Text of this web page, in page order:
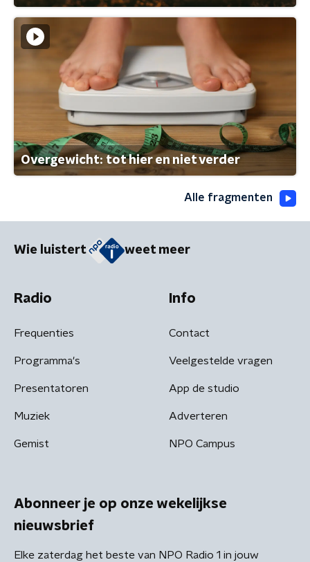
Overgewicht: tot hier en niet verder
Alle fragmenten
Wie luistert weet meer
Radio
Frequenties
Programma's
Presentatoren
Muziek
Gemist
Info
Contact
Veelgestelde vragen
App de studio
Adverteren
NPO Campus
Abonneer je op onze wekelijkse
nieuwsbrief
Elke zaterdag het beste van NPO Radio 1 in jouw